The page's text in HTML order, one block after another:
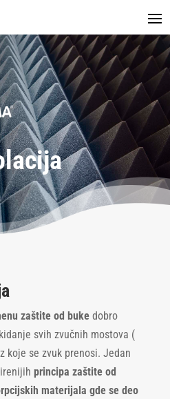
zaštite od bukedobro
svih zvučnih mostova (
koje se zvuk prenosi. Jedan
principa zaštite od
materijala gde se deo